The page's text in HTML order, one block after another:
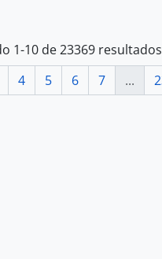
1-10 de 23369 resultados
4 5 6 7 ...